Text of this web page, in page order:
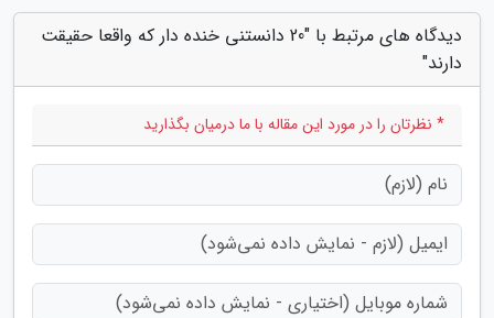
دیدگاه های مرتبط با "20 دانستنی خنده دار که واقعا حقیقت
دارند"
* نظرتان را در مورد این مقاله با ما درمیان بگذارید